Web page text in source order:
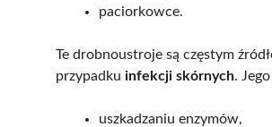
paciorkowce.
Te drobnoustroje są częstym
przypadku infekcji skórnych.
uszkadzaniu enzymów,